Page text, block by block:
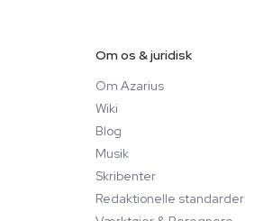
Om os & juridisk
Om Azarius
Wiki
Blog
Musik
Skribenter
Redaktionelle standarder